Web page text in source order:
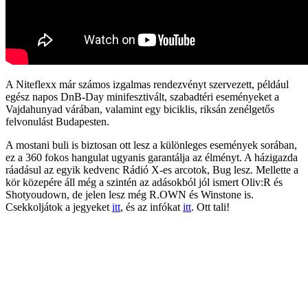
A Niteflexx már számos izgalmas rendezvényt szervezett, például
egész napos DnB-Day minifesztivált, szabadtéri eseményeket a
Vajdahunyad várában, valamint egy biciklis, riksán zenélgetős
felvonulást Budapesten.
A mostani buli is biztosan ott lesz a különleges események sorában,
ez a 360 fokos hangulat ugyanis garantálja az élményt. A házigazda
ráadásul az egyik kedvenc Rádió X-es arcotok, Bug lesz. Mellette a
kör közepére áll még a szintén az adásokból jól ismert Oliv:R és
Shotyoudown, de jelen lesz még R.OWN és Winstone is.
Csekkoljátok a jegyeket itt, és az infókat itt. Ott tali!